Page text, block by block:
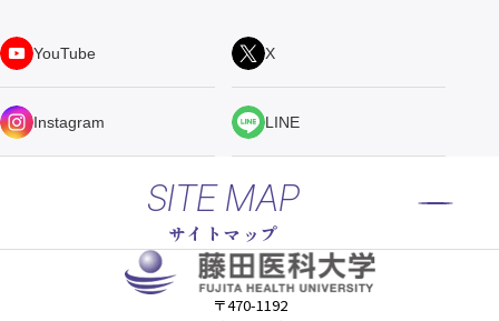
YouTube X
Instagram LINE
SITE MAP
サイトマップ
〒470-1192